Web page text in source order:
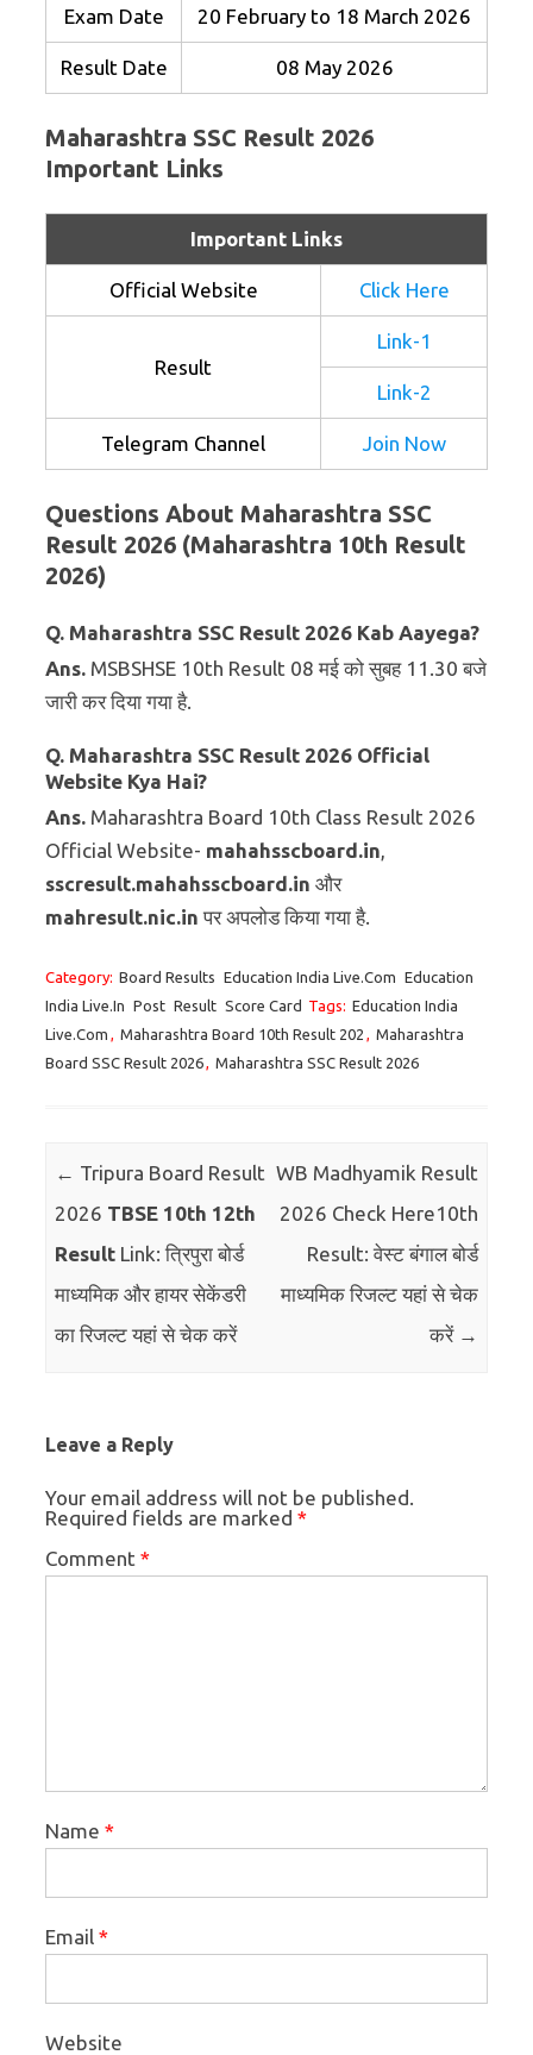
Exam Date 20 February to 18 March 2026
Result Date 08 May 2026
Maharashtra SSC Result 2026
Important Links
Important Links
Official Website Click Here
Result
Link-1
Link-2
Telegram Channel Join Now
Questions About Maharashtra SSC
Result 2026 (Maharashtra 10th Result
2026)
Q. Maharashtra SSC Result 2026 Kab Aayega?
Ans. MSBSHSE 10th Result 08 मई को सुबह 11.30 बजे
जारी कर दिया गया है.
Q. Maharashtra SSC Result 2026 Official
Website Kya Hai?
Ans. Maharashtra Board 10th Class Result 2026
Official Website- mahahsscboard.in,
sscresult.mahahsscboard.in और
mahresult.nic.in पर अपलोड किया गया है.
Category: Board Results Education India Live.Com Education
India Live.In Post Result Score Card Tags: Education India
Live.Com , Maharashtra Board 10th Result 202 , Maharashtra
Board SSC Result 2026, Maharashtra SSC Result 2026
Post navigation
← Tripura Board Result
2026 TBSE 10th 12th
Result Link: त्रिपुरा बोर्ड
माध्यमिक और हायर सेकेंडरी
का रिजल्ट यहां से चेक करें
WB Madhyamik Result
2026 Check Here10th
Result: वेस्ट बंगाल बोर्ड
माध्यमिक रिजल्ट यहां से चेक
करें →
Leave a Reply
Your email address will not be published.
Required fields are marked *
Comment *
Name *
Email *
Website